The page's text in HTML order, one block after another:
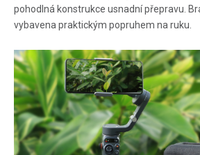
pohodlná konstrukce usnadní přepravu.
vybavena praktickým popruhem na ruku.